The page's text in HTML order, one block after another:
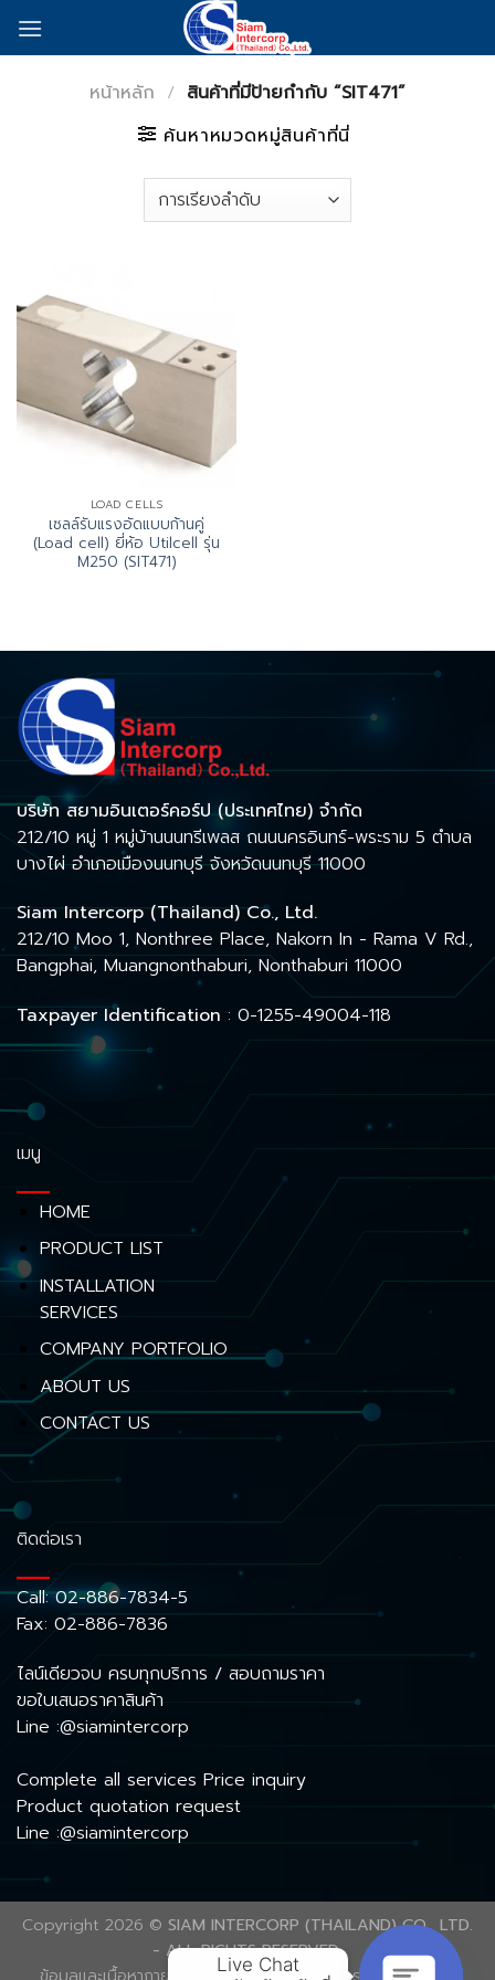
หน้าหลัก / สินค้าที่มีป้ายกำกับ “SIT471”
ค้นหาหมวดหมู่สินค้าที่นี่
LOAD CELLS
เซลล์รับแรงอัดแบบก้านคู่
(Load cell) ยี่ห้อ Utilcell รุ่น
M250 (SIT471)
บริษัท สยามอินเตอร์คอร์ป (ประเทศไทย) จำกัด
212/10 หมู่ 1 หมู่บ้านนนทรีเพลส ถนนนครอินทร์-พระราม 5 ตำบล
บางไผ่ อำเภอเมืองนนทบุรี จังหวัดนนทบุรี 11000
Siam Intercorp (Thailand) Co., Ltd.
212/10 Moo 1, Nonthree Place, Nakorn In - Rama V Rd.,
Bangphai, Muangnonthaburi, Nonthaburi 11000
Taxpayer Identification : 0-1255-49004-118
เมนู
HOME
PRODUCT LIST
INSTALLATION
SERVICES
COMPANY PORTFOLIO
ABOUT US
CONTACT US
ติดต่อเรา
Call:02-886-7834-5
Fax: 02-886-7836
ไลน์เดียวจบ ครบทุกบริการ / สอบถามราคา
ขอใบเสนอราคาสินค้า
Line :@siamintercorp
Complete all services Price inquiry
Product quotation request
Line :@siamintercorp
Copyright 2026 © SIAM INTERCORP (THAILAND) CO., LTD.
- ALL RIGHTS RESERVED.
Live Chat